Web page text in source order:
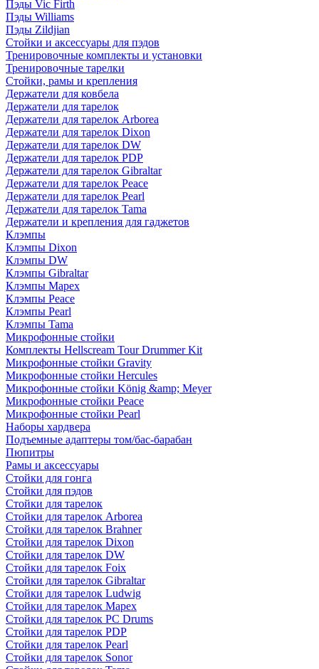
Пэды Vic Firth
Пэды Williams
Пэды Zildjian
Стойки и аксессуары для пэдов
Тренировочные комплекты и установки
Тренировочные тарелки
Стойки, рамы и крепления
Держатели для ковбела
Держатели для тарелок
Держатели для тарелок Arborea
Держатели для тарелок Dixon
Держатели для тарелок DW
Держатели для тарелок PDP
Держатели для тарелок Gibraltar
Держатели для тарелок Peace
Держатели для тарелок Pearl
Держатели для тарелок Tama
Держатели и крепления для гаджетов
Клэмпы
Клэмпы Dixon
Клэмпы DW
Клэмпы Gibraltar
Клэмпы Mapex
Клэмпы Peace
Клэмпы Pearl
Клэмпы Tama
Микрофонные стойки
Комплекты Hellscream Tour Drummer Kit
Микрофонные стойки Gravity
Микрофонные стойки Hercules
Микрофонные стойки König &amp; Meyer
Микрофонные стойки Peace
Микрофонные стойки Pearl
Наборы хардвера
Подъемные адаптеры том/бас-барабан
Пюпитры
Рамы и аксессуары
Стойки для гонга
Стойки для пэдов
Стойки для тарелок
Стойки для тарелок Arborea
Стойки для тарелок Brahner
Стойки для тарелок Dixon
Стойки для тарелок DW
Стойки для тарелок Foix
Стойки для тарелок Gibraltar
Стойки для тарелок Ludwig
Стойки для тарелок Mapex
Стойки для тарелок PC Drums
Стойки для тарелок PDP
Стойки для тарелок Pearl
Стойки для тарелок Sonor